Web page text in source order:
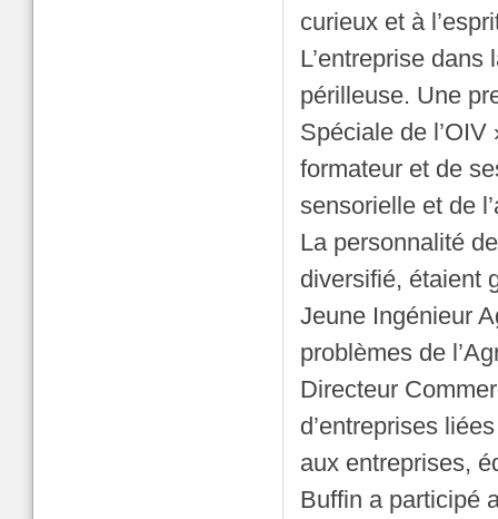
curieux et à
L’entreprise
périlleuse. Une
Spéciale de
formateur et de
sensorielle et de
La personnalité
diversifié, étaient
Jeune Ingénieur
problèmes de
Directeur
d’entreprises
aux entreprises,
Buffin a participé